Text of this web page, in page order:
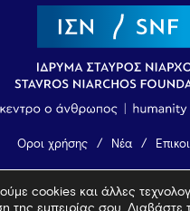
Όροι χρήσης Νέα
© 2026 Vamvakou Revival
cookies και άλλες
της εμπειρίας σου. Διαβάστε